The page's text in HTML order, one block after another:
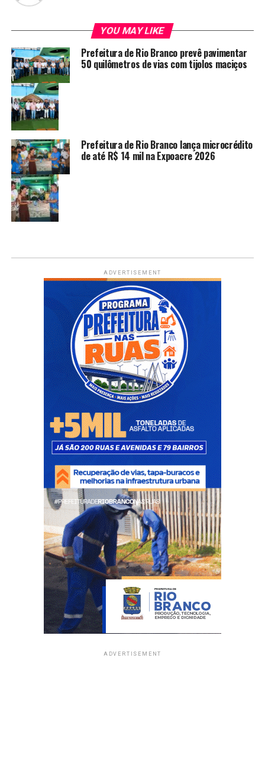
YOU MAY LIKE
Prefeitura de Rio Branco prevê pavimentar
50 quilômetros de vias com tijolos maciços
Prefeitura de Rio Branco lança microcrédito
de até R$ 14 mil na Expoacre 2026
ADVERTISEMENT
ADVERTISEMENT